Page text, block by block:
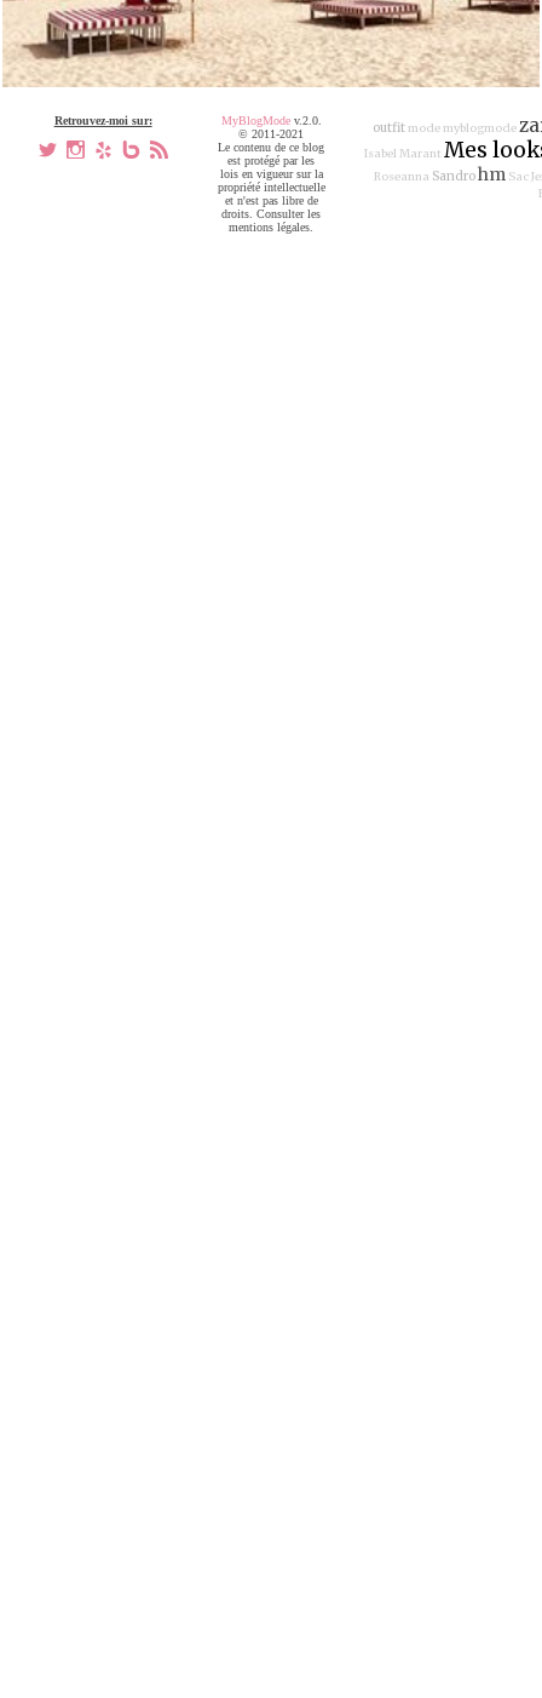
Retrouvez-moi sur:
a x h V ,
outfitmodemyblogmode
Isabel Marant Mes
Roseanna Sandrohm Sac
MyBlogModev.2.0.
© 2011-2021
Le contenu de ce blog
est protégé par les
lois en vigueur sur la
propriété intellectuelle
et n'est pas libre de
droits. Consulter les
mentions légales.